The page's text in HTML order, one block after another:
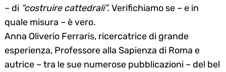
– di “costruire cattedrali”.Verifichiamo se – e in
quale misura – è vero.
Anna Oliverio Ferraris, ricercatrice di grande
esperienza, Professore alla Sapienza di Roma e
autrice – tra le sue numerose pubblicazioni – del bel